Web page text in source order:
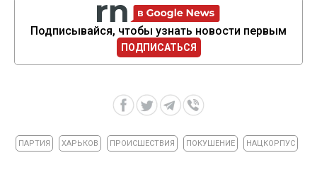
Подписывайся, чтобы узнать новости первым
ПОДПИСАТЬСЯ
ПАРТИЯ ХАРЬКОВ ПРОИСШЕСТВИЯ ПОКУШЕНИЕ НАЦКОРПУС